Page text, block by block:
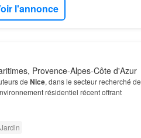
l'annonce
Provence-Alpes-Côte d'Azur
de Nice, dans le secteur recherché de
résidentiel récent offrant
Jardin